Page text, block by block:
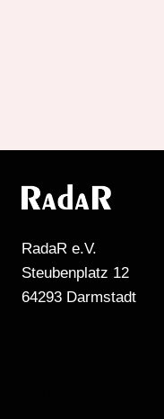
RadaR e.V.
Steubenplatz 12
64293 Darmstadt